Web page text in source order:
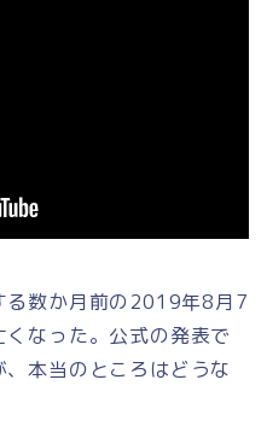
る数か月前の2019年8月7
なった。公式の発表で
本当のところはどうな